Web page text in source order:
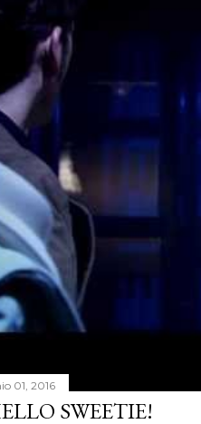
01, 2016
SWEETIE!